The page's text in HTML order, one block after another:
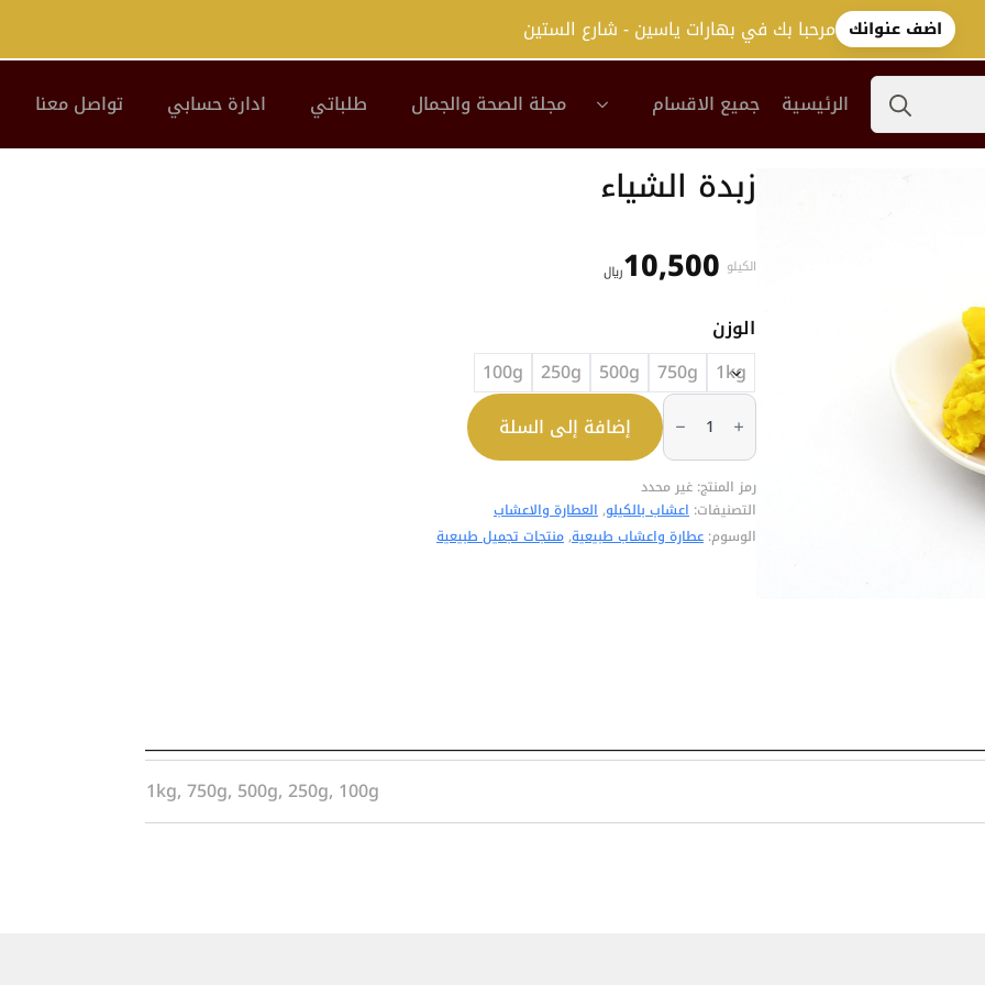
اضف عنوانك مرحبا بك في بهارات ياسين - شارع الستين
Search
الرئيسية جميع الاقسام مجلة الصحة والجمال طلباتي ادارة حسابي تواصل معنا
زبدة الشياء
الكيلو 10,500﷼
الوزن
1kg
750g
500g
250g
100g
كمية
زبدة
الشياء إضافة إلى السلة
رمز المنتج: غير محدد
التصنيفات: اعشاب بالكيلو,العطارة والاعشاب
الوسوم: عطارة واعشاب طبيعية,منتجات تجميل طبيعية
1kg, 750g, 500g, 250g, 100g